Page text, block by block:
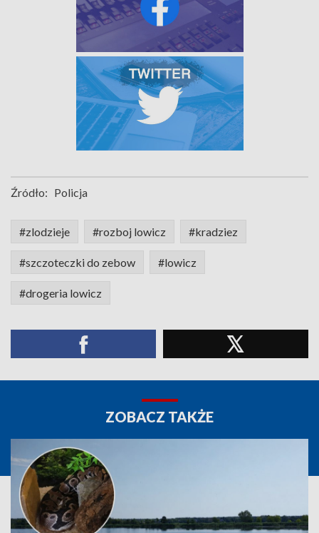
Źródło: Policja
#zlodzieje #rozboj lowicz #kradziez
#szczoteczki do zebow #lowicz
#drogeria lowicz
ZOBACZ TAKŻE